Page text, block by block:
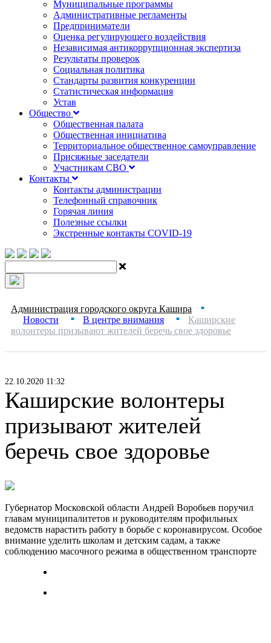
Муниципальные программы
Административные регламенты
Предприниматели
Оценка регулирующего воздействия
Независимая антикоррупционная экспертиза
Результаты проверок
Социальная политика
Стандарты развития конкуренции
Статистическая информация
Устав
Общество
Общественная палата
Общественная инициатива
Территориальное общественное самоуправление
Присяжные заседатели
Участникам СВО
Контакты
Контакты администрации
Телефонный справочник
Горячая линия
Полезные ссылки
Экстренные контакты COVID-19
Администрация городского округа Кашира ■
Новости ■ В центре внимания ■
Каширские
волонтеры призывают жителей беречь свое здоровье
22.10.2020 11:32
Каширские волонтеры
призывают жителей
беречь свое здоровье
Губернатор Московской области Андрей Воробьев поручил
главам муниципалитетов и руководителям профильных
ведомств нарастить работу в борьбе с коронавирусом. Особое
внимание уделить школам и детским садам, а также
соблюдению масочного режима в общественном транспорте